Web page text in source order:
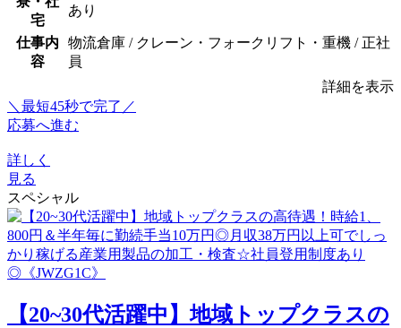
宅
あり
仕事内
容
物流倉庫 / クレーン・フォークリフト・重機 / 正社
員
詳細を表示
＼最短45秒で完了／
応募へ進む
詳しく
見る
スペシャル
【20~30代活躍中】地域トップクラスの